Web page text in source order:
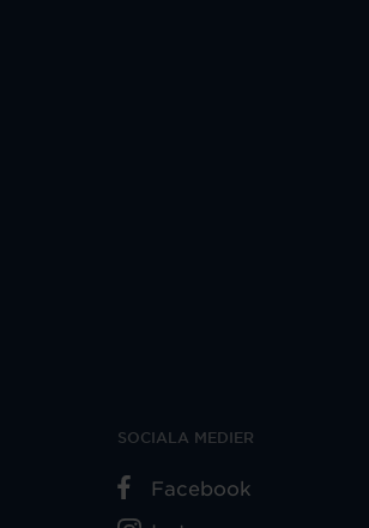
SOCIALA MEDIER
Facebook